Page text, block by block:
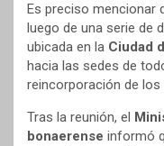
Es preciso mencionar
luego de una serie de
ubicada en la Ciudad
hacia las sedes de
reincorporación de los
Tras la reunión, el
bonaerense informó